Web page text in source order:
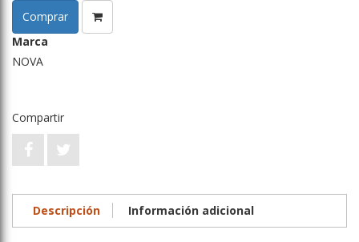
Comprar
Marca
NOVA
Compartir
Descripción Información adicional